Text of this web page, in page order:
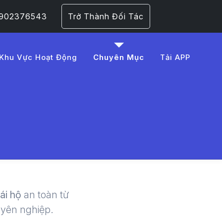
Trở Thành Đối Tác
Khu Vực Hoạt Động Chuyên Mục Tải APP
-
hộ an toàn từ
nghiệp.